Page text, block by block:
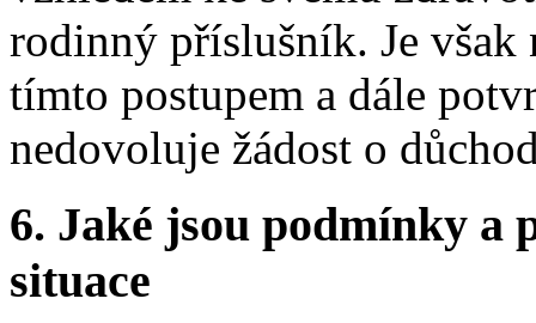
rodinný příslušník. Je
tímto postupem a dále
nedovoluje žádost o
6. Jaké jsou podmínky a
situace